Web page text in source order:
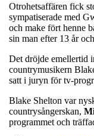
Otrohetsaffären fick
sympatiserade med
och make fört henne
sin man efter 13 år
Det dröjde emellertid
countrymusikern
satt i juryn för tv-
Blake Shelton var
countrysångerskan,
programmet och